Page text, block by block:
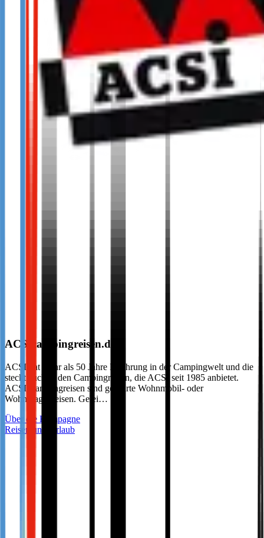
ACSIcampingreisen.de
ACSI hat mehr als 50 Jahre Erfahrung in der Campingwelt und die
steckt auch in den Campingreisen, die ACSI seit 1985 anbietet.
ACSI Campingreisen sind geführte Wohnmobil- oder
Wohnwagenreisen. Gelei…
Über die Kampagne
Reisen und Urlaub